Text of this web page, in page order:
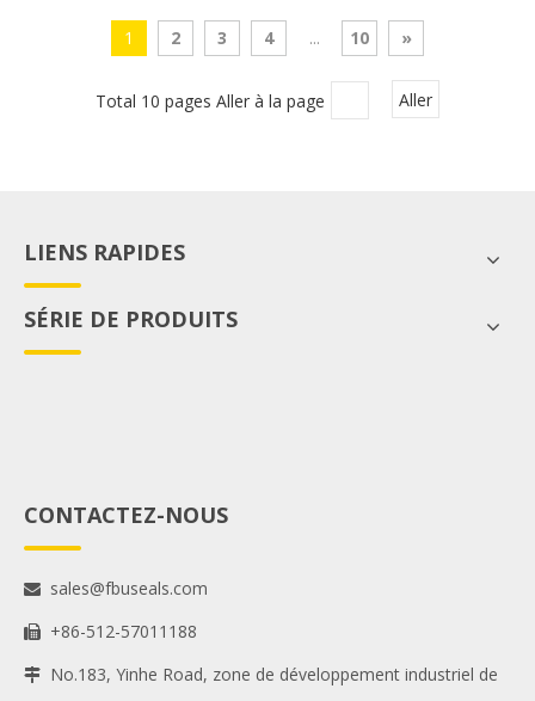
1 2 3 4 ... 10 »
Total 10 pages Aller à la page Aller
LIENS RAPIDES
SÉRIE DE PRODUITS
CONTACTEZ-NOUS
 sales@fbuseals.com
 +86-512-57011188
 No.183, Yinhe Road, zone de développement industriel de